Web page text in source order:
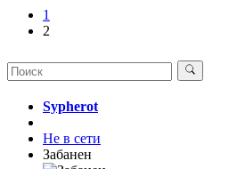
1
2
Sypherot
Не в сети
Забанен